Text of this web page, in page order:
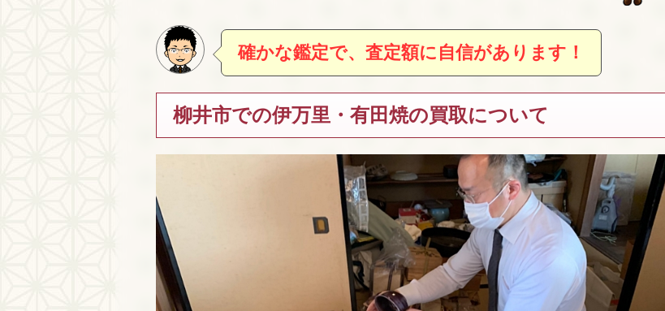
確かな鑑定で、査定額に自信があります！
柳井市での伊万里・有田焼の買取について